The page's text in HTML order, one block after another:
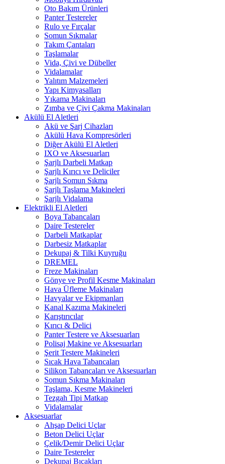
Oto Bakım Ürünleri
Panter Testereler
Rulo ve Fırçalar
Somun Sıkmalar
Takım Çantaları
Taşlamalar
Vida, Çivi ve Dübeller
Vidalamalar
Yalıtım Malzemeleri
Yapı Kimyasalları
Yıkama Makinaları
Zımba ve Çivi Çakma Makinaları
Akülü El Aletleri
Akü ve Şarj Cihazları
Akülü Hava Kompresörleri
Diğer Akülü El Aletleri
IXO ve Aksesuarları
Şarjlı Darbeli Matkap
Şarjlı Kırıcı ve Deliciler
Şarjlı Somun Sıkma
Şarjlı Taşlama Makineleri
Şarjlı Vidalama
Elektrikli El Aletleri
Boya Tabancaları
Daire Testereler
Darbeli Matkaplar
Darbesiz Matkaplar
Dekupaj & Tilki Kuyruğu
DREMEL
Freze Makinaları
Gönye ve Profil Kesme Makinaları
Hava Üfleme Makinaları
Havyalar ve Ekipmanları
Kanal Kazıma Makineleri
Karıştırıcılar
Kırıcı & Delici
Panter Testere ve Aksesuarları
Polisaj Makine ve Aksesuarları
Şerit Testere Makineleri
Sıcak Hava Tabancaları
Silikon Tabancaları ve Aksesuarları
Somun Sıkma Makinaları
Taşlama, Kesme Makineleri
Tezgah Tipi Matkap
Vidalamalar
Aksesuarlar
Ahşap Delici Uçlar
Beton Delici Uçlar
Çelik/Demir Delici Uçlar
Daire Testereler
Dekupaj Bıçakları